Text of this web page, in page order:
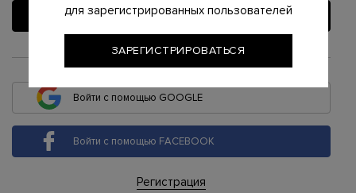
ВОЙТИ
или
Войти с помощью GOOGLE
Войти с помощью FACEBOOK
Регистрация
для зарегистрированных пользователей
ЗАРЕГИСТРИРОВАТЬСЯ